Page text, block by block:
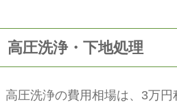
高圧洗浄・下地処理
高圧洗浄の費用相場は、3万円